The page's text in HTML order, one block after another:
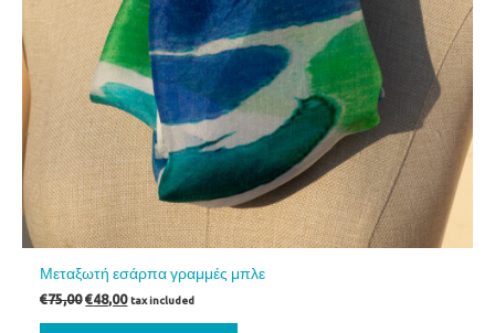
Μεταξωτή εσάρπα γραμμές μπλε
€75,00 €48,00 tax included